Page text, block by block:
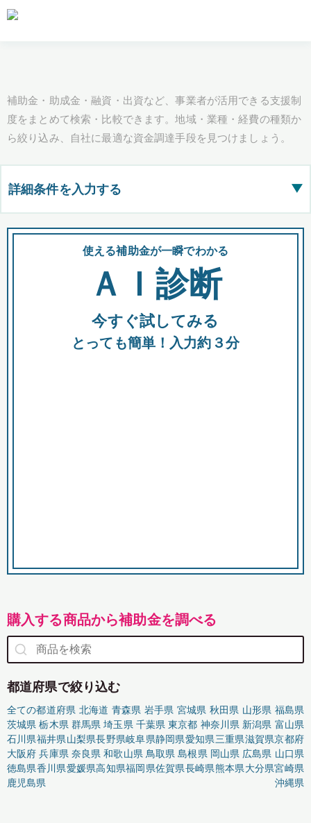
補助金・助成金・融資・出資など、事業者が活用できる支援制
度をまとめて検索・比較できます。地域・業種・経費の種類か
ら絞り込み、自社に最適な資金調達手段を見つけましょう。
詳細条件を入力する ▶
都道府県
全国の検索結果を含めて表示
助成金 融資 出資
使える補助金が一瞬でわかる
ＡＩ診断
今すぐ試してみる
とっても簡単！入力約３分
購入する商品から補助金を調べる
都道府県で絞り込む
全ての都道府県 北海道 青森県 岩手県 宮城県 秋田県 山形県 福島県
茨城県 栃木県 群馬県 埼玉県 千葉県 東京都 神奈川県 新潟県 富山県
石川県福井県山梨県長野県岐阜県静岡県愛知県三重県滋賀県京都府
大阪府 兵庫県 奈良県 和歌山県 鳥取県 島根県 岡山県 広島県 山口県
徳島県香川県愛媛県高知県福岡県佐賀県長崎県熊本県大分県宮崎県
鹿児島県
沖縄県